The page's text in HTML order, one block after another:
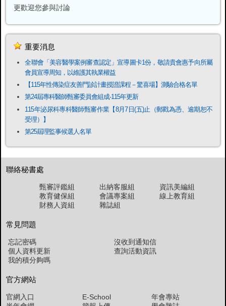
更歡迎您參與討論
重要消息
全聯會「​美容醫學案例審查認定」宣導圖卡1份，敬請貴會惠予向所屬
會員宣導周知，以維護其執業權益
【115年性傳染症友善門診計畫授證課程－驚喜場】測驗合格名單
第24屆專科醫師甄審委員會組成-115年更新
115年泌尿科專科醫師甄審作業【8月7日(五)止（郵戳為憑、逾期恕不
受理）】
第25屆理監事候選人名單
聯絡秘書處
甄審評鑑組
教育健保組
財務人資組
出納客服組
會議專案組
雜誌組
資訊美編組
線上教育組
常見問題
忘記密碼
個人資料更新
我的積分夠嗎
沒收到通知信
查詢活動資訊
官方網站
官網入口
E-School
年會專站